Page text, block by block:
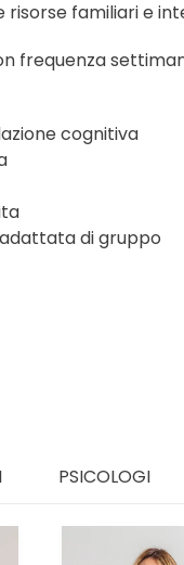
risorse familiari e
frequenza
cognitiva
di gruppo
PSICOLOGI